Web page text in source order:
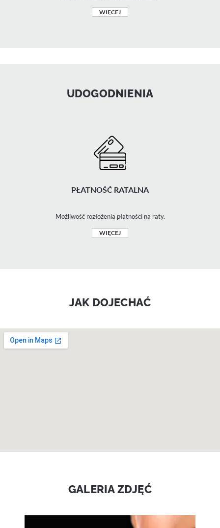
WIĘCEJ
UDOGODNIENIA
PŁATNOŚĆ RATALNA
Możliwość rozłożenia płatności na raty.
WIĘCEJ
JAK DOJECHAĆ
GALERIA ZDJĘĆ